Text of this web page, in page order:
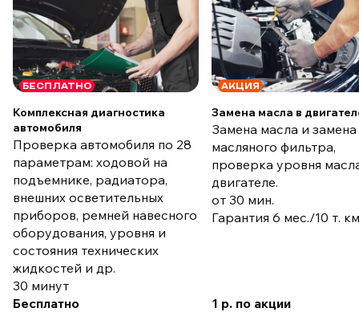
БЕСПЛАТНО
Комплексная диагностика
автомобиля
Проверка автомобиля по 28
параметрам: ходовой на
подъемнике, радиатора,
внешних осветительных
приборов, ремней навесного
оборудования, уровня и
состояния технических
жидкостей и др.
30 минут
Бесплатно
АКЦИЯ
Замена масла в
Замена масла и замена
масляного фильтра,
проверка уровня
двигателе.
от 30 мин.
Гарантия 6 мес./10 т.
1 р. по акции